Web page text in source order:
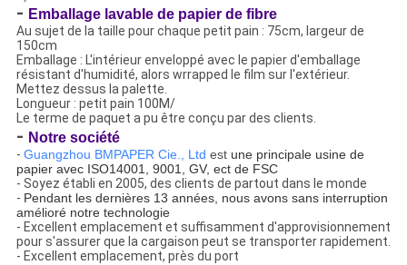
- Emballage lavable de papier de fibre
Au sujet de la taille pour chaque petit pain : 75cm, largeur de
150cm
Emballage : L'intérieur enveloppé avec le papier d'emballage
résistant d'humidité, alors wrrapped le film sur l'extérieur.
Mettez dessus la palette.
Longueur : petit pain 100M/
Le terme de paquet a pu être conçu par des clients.
- Notre société
- Guangzhou BMPAPER Cie., Ltd est une principale usine de
papier avec ISO14001, 9001, GV, ect de FSC
- Soyez établi en 2005, des clients de partout dans le monde
- Pendant les dernières 13 années, nous avons sans interruption
amélioré notre technologie
- Excellent emplacement et suffisamment d'approvisionnement
pour s'assurer que la cargaison peut se transporter rapidement.
- Excellent emplacement, près du port